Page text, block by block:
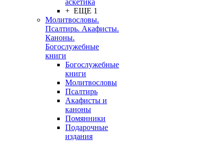
аскетика
+ ЕЩЕ 1
Молитвословы.
Псалтирь. Акафисты.
Каноны.
Богослужебные
книги
Богослужебные
книги
Молитвословы
Псалтирь
Акафисты и
каноны
Помянники
Подарочные
издания